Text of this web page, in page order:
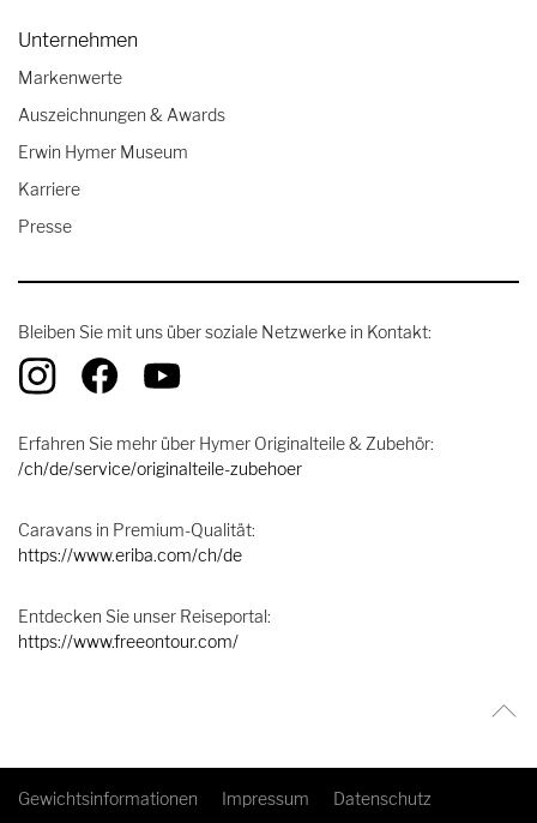
Unternehmen
Markenwerte
Auszeichnungen & Awards
Erwin Hymer Museum
Karriere
Presse
Bleiben Sie mit uns über soziale Netzwerke in Kontakt:
Erfahren Sie mehr über Hymer Originalteile & Zubehör:
/ch/de/service/originalteile-zubehoer
Caravans in Premium-Qualität:
https://www.eriba.com/ch/de
Entdecken Sie unser Reiseportal:
https://www.freeontour.com/
Gewichtsinformationen Impressum Datenschutz